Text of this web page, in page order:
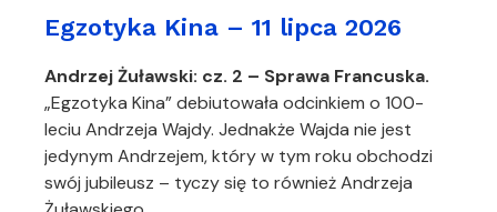
Egzotyka Kina – 11 lipca 2026
Andrzej Żuławski: cz. 2 – Sprawa Francuska.
„Egzotyka Kina” debiutowała odcinkiem o 100-
leciu Andrzeja Wajdy. Jednakże Wajda nie jest
jedynym Andrzejem, który w tym roku obchodzi
swój jubileusz – tyczy się to również Andrzeja